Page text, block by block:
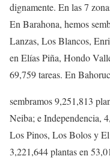
dignamente. En las 7
En Barahona, hemos
Lanzas, Los Blancos,
en Elías Piña, Hondo
69,759 tareas. En
sembramos 9,251,813
Neiba; e Independencia,
Los Pinos, Los Bolos y
3,221,644 plantas en